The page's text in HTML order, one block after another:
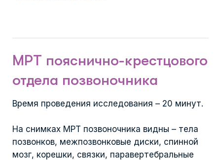
МРТ пояснично-крестцового
отдела позвоночника
Время проведения исследования – 20 минут.
На снимках МРТ позвоночника видны – тела
позвонков, межпозвонковые диски, спинной
мозг, корешки, связки, паравертебральные